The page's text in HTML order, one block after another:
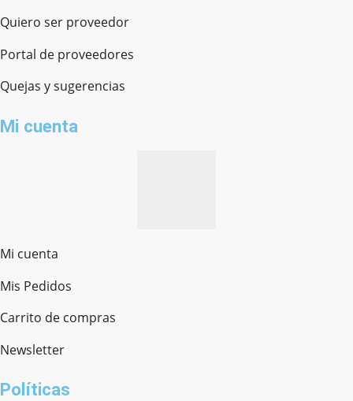
Quiero ser proveedor
Portal de proveedores
Quejas y sugerencias
Mi cuenta
Mi cuenta
Mis Pedidos
Carrito de compras
Newsletter
Políticas